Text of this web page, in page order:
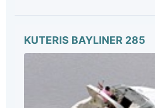
KUTERIS BAYLINER 285